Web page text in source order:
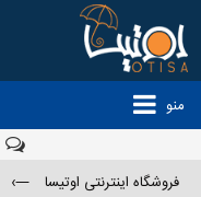
منو
فروشگاه اینترنتی اوتیسا —›